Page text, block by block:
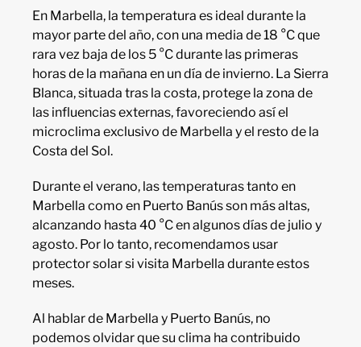
En Marbella, la temperatura es ideal durante la
mayor parte del año, con una media de 18 °C que
rara vez baja de los 5 °C durante las primeras
horas de la mañana en un día de invierno. La Sierra
Blanca, situada tras la costa, protege la zona de
las influencias externas, favoreciendo así el
microclima exclusivo de Marbella y el resto de la
Costa del Sol.
Durante el verano, las temperaturas tanto en
Marbella como en Puerto Banús son más altas,
alcanzando hasta 40 °C en algunos días de julio y
agosto. Por lo tanto, recomendamos usar
protector solar si visita Marbella durante estos
meses.
Al hablar de Marbella y Puerto Banús, no
podemos olvidar que su clima ha contribuido